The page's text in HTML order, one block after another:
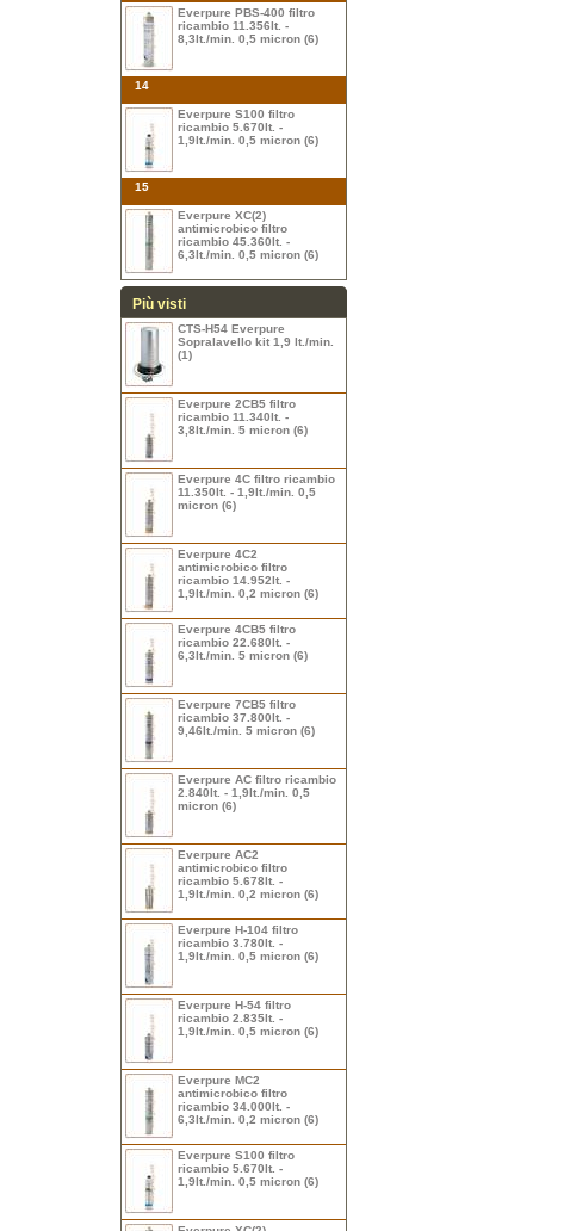
Everpure PBS-400 filtro
ricambio 11.356lt. -
8,3lt./min. 0,5 micron (6)
14
Everpure S100 filtro
ricambio 5.670lt. -
1,9lt./min. 0,5 micron (6)
15
Everpure XC(2)
antimicrobico filtro
ricambio 45.360lt. -
6,3lt./min. 0,5 micron (6)
Più visti
CTS-H54 Everpure
Sopralavello kit 1,9 lt./min.
(1)
Everpure 2CB5 filtro
ricambio 11.340lt. -
3,8lt./min. 5 micron (6)
Everpure 4C filtro ricambio
11.350lt. - 1,9lt./min. 0,5
micron (6)
Everpure 4C2
antimicrobico filtro
ricambio 14.952lt. -
1,9lt./min. 0,2 micron (6)
Everpure 4CB5 filtro
ricambio 22.680lt. -
6,3lt./min. 5 micron (6)
Everpure 7CB5 filtro
ricambio 37.800lt. -
9,46lt./min. 5 micron (6)
Everpure AC filtro ricambio
2.840lt. - 1,9lt./min. 0,5
micron (6)
Everpure AC2
antimicrobico filtro
ricambio 5.678lt. -
1,9lt./min. 0,2 micron (6)
Everpure H-104 filtro
ricambio 3.780lt. -
1,9lt./min. 0,5 micron (6)
Everpure H-54 filtro
ricambio 2.835lt. -
1,9lt./min. 0,5 micron (6)
Everpure MC2
antimicrobico filtro
ricambio 34.000lt. -
6,3lt./min. 0,2 micron (6)
Everpure S100 filtro
ricambio 5.670lt. -
1,9lt./min. 0,5 micron (6)